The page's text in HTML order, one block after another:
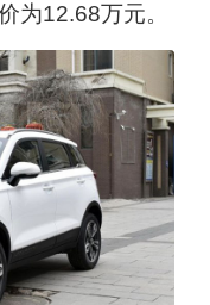
为12.68万元。